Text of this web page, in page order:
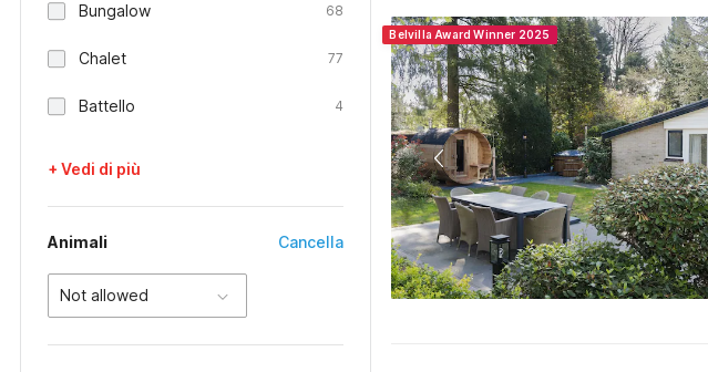
Bungalow 68
Chalet 77
Battello 4
+ Vedi di più
Animali Cancella
Not allowed
Belvilla Award Winner 2025